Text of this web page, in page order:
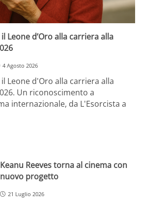
Leone d’Oro alla carriera alla
4 Agosto 2026
Leone d'Oro alla carriera alla
Un riconoscimento a
internazionale, da L'Esorcista a
Keanu Reeves torna al cinema con
nuovo progetto
21 Luglio 2026